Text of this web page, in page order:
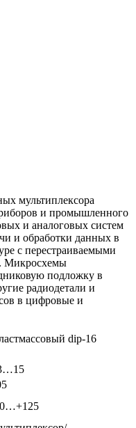
мультиплексора
и промышленного
и аналоговых систем
и обработки данных в
с перестраиваемыми
Микросхемы
подложку в
радиодетали и
в цифровые и
dip-16